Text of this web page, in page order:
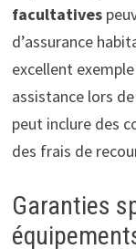
facultatives
d’assurance
excellent
assistance lors
peut inclure des
des frais de
Garanties